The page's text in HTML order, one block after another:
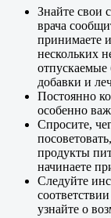
Знайте свои
врача
принимаете
нескольких
отпускаемые
добавки и
Постоянно
особенно
Спросите,
продукты
начинаете
Следуйте
узнайте о